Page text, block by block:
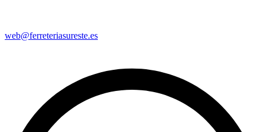
web@ferreteriasureste.es